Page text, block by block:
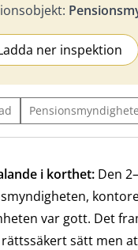
ner inspektion
i korthet: Den
var gott. Det
sätt men